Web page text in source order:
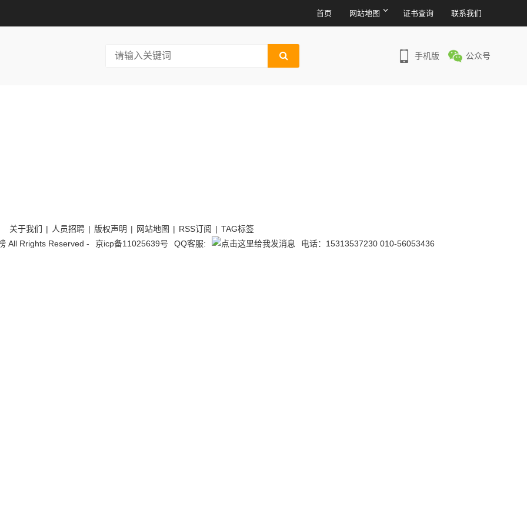
首页 网站地图 证书查询 联系我们
手机版 公众号
关于我们 | 人员招聘 | 版权声明 | 网站地图 | RSS订阅 | TAG标签
All Rrights Reserved -
京icp备11025639号 QQ客服: 电话：15313537230 010-56053436